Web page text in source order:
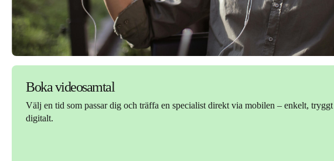
Boka videosamtal
Välj en tid som passar dig och träffa en specialist direkt via mobilen – enkelt,
digitalt.